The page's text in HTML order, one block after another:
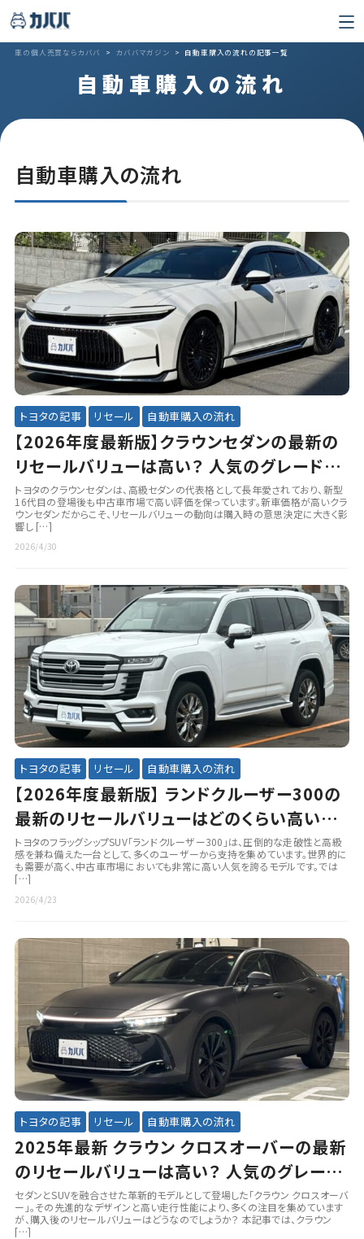
車の個人売買ならカババ > カババマガジン > 自動車購入の流れの記事一覧
自動車購入の流れ
自動車購入の流れ
トヨタの記事 リセール 自動車購入の流れ
【2026年度最新版】クラウンセダンの最新の
リセールバリューは高い？ 人気のグレードや
オプションも徹底解説
トヨタのクラウンセダンは、高級セダンの代表格として長年愛されており、新型
16代目の登場後も中古車市場で高い評価を保っています。新車価格が高いクラ
ウンセダンだからこそ、リセールバリューの動向は購入時の意思決定に大きく影
響し […]
2026/4/30
トヨタの記事 リセール 自動車購入の流れ
【2026年度最新版】 ランドクルーザー300の
最新のリセールバリューはどのくらい高い？
人気のグレードやオプションも徹底解説
トヨタのフラッグシップSUV「ランドクルーザー300」は、圧倒的な走破性と高級
感を兼ね備えた一台として、多くのユーザーから支持を集めています。世界的に
も需要が高く、中古車市場においても非常に高い人気を誇るモデルです。では
[…]
2026/4/23
トヨタの記事 リセール 自動車購入の流れ
2025年最新 クラウン クロスオーバーの最新
のリセールバリューは高い？ 人気のグレード
やオプションも徹底解説
セダンとSUVを融合させた革新的モデルとして登場した「クラウン クロスオーバ
ー」。その先進的なデザインと高い走行性能により、多くの注目を集めています
が、購入後のリセールバリューはどうなのでしょうか？ 本記事では、クラウン
[…]